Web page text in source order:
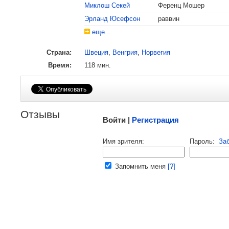
Миклош Секей
Ференц Мошер
Эрланд Юсефсон
раввин
еще...
Страна: Швеция, Венгрия, Норвегия
Время:
118 мин.
Берлин
Отзывы Войти | Регистрация
Имя зрителя: Пароль:
Запомнить меня [?]